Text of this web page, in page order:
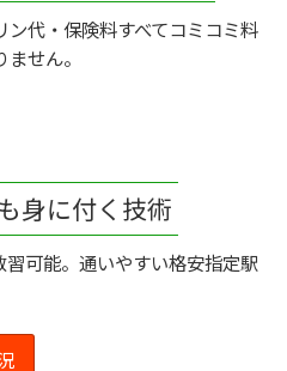
代・保険料すべてコミコミ料
せん。
身に付く技術
可能。通いやすい格安指定駅